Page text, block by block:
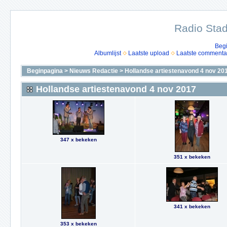
Radio
Albumlijst
Laatste upload Laatste
Beginpagina > Nieuws Redactie > Hollandse artiestenavond 4 nov
Hollandse artiestenavond 4 nov 2017
347 x bekeken
351 x bekeken
353 x bekeken
341 x bekeken